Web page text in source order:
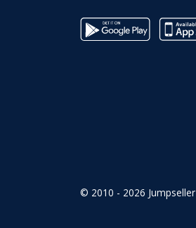
© 2010 - 2026 Jumpseller